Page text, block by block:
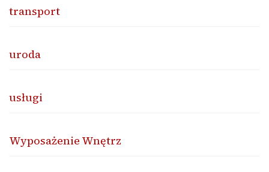
transport
uroda
usługi
Wyposażenie Wnętrz